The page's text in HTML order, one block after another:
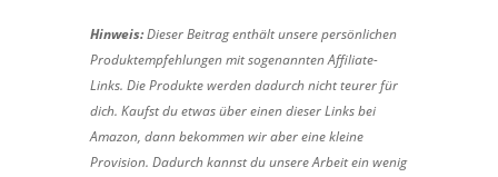
Hinweis:Dieser Beitrag enthält unsere persönlichen
Produktempfehlungen mit sogenannten Affiliate-
Links. Die Produkte werden dadurch nicht teurer für
dich. Kaufst du etwas über einen dieser Links bei
Amazon, dann bekommen wir aber eine kleine
Provision. Dadurch kannst du unsere Arbeit ein wenig